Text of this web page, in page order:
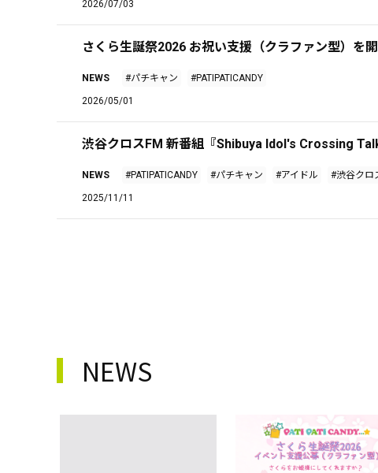
2026/07/03
さくら生誕祭2026 お祝い支援（クラファン型）を
NEWS #パチキャン #PATIPATICANDY
2026/05/01
渋谷クロスFM 新番組『Shibuya Idol's Crossing
NEWS #PATIPATICANDY #パチキャン #アイドル #渋谷クロ
2025/11/11
NEWS